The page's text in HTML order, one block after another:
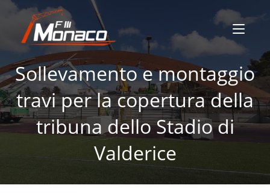
Sollevamento e montaggio
travi per la copertura della
tribuna dello Stadio di
Valderice